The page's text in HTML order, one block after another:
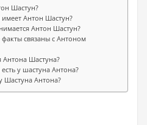
Шастун?
Антон Шастун?
Антон Шастун?
связаны с Антоном
Антона Шастуна?
у шастуна Антона?
Шастуна Антона?